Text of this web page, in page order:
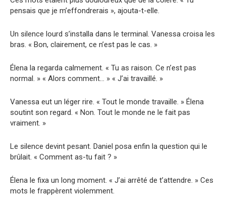
pensais que je m’effondrerais », ajouta-t-elle.
Un silence lourd s’installa dans le terminal. Vanessa croisa les
bras. « Bon, clairement, ce n’est pas le cas. »
Élena la regarda calmement. « Tu as raison. Ce n’est pas
normal. » « Alors comment… » « J’ai travaillé. »
Vanessa eut un léger rire. « Tout le monde travaille. » Élena
soutint son regard. « Non. Tout le monde ne le fait pas
vraiment. »
Le silence devint pesant. Daniel posa enfin la question qui le
brûlait. « Comment as-tu fait ? »
Élena le fixa un long moment. « J’ai arrêté de t’attendre. » Ces
mots le frappèrent violemment.